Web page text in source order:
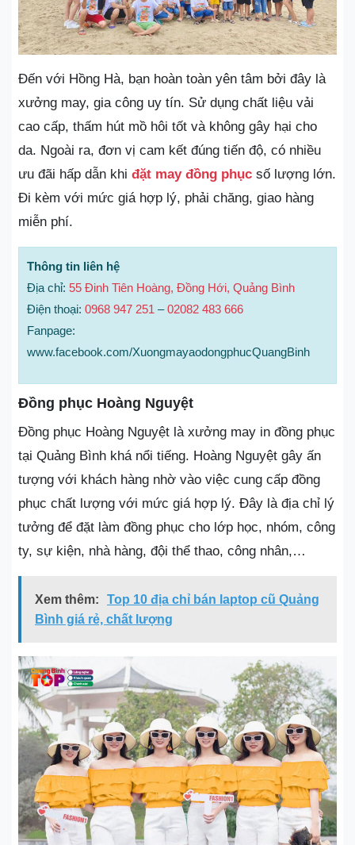
Đến với Hồng Hà, bạn hoàn toàn yên tâm bởi đây là
xưởng may, gia công uy tín. Sử dụng chất liệu vải
cao cấp, thấm hút mồ hôi tốt và không gây hại cho
da. Ngoài ra, đơn vị cam kết đúng tiến độ, có nhiều
ưu đãi hấp dẫn khi đặt may đồng phục số lượng lớn.
Đi kèm với mức giá hợp lý, phải chăng, giao hàng
miễn phí.
Thông tin liên hệ
Địa chỉ: 55 Đinh Tiên Hoàng, Đồng Hới, Quảng Bình
Điện thoại: 0968 947 251 –02082 483 666
Fanpage:
www.facebook.com/XuongmayaodongphucQuangBinh
Đồng phục Hoàng Nguyệt
Đồng phục Hoàng Nguyệt là xưởng may in đồng phục
tại Quảng Bình khá nổi tiếng. Hoàng Nguyệt gây ấn
tượng với khách hàng nhờ vào việc cung cấp đồng
phục chất lượng với mức giá hợp lý. Đây là địa chỉ lý
tưởng để đặt làm đồng phục cho lớp học, nhóm, công
ty, sự kiện, nhà hàng, đội thể thao, công nhân,…
Xem thêm:
Top 10 địa chỉ bán laptop cũ Quảng
Bình giá rẻ, chất lượng